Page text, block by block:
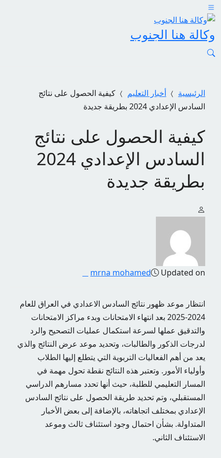
وكالة هنا الجنوب
الرئيسية أخبار التعليم
كيفية الحصول على نتائج
السادس الإعدادي 2024 بطريقة جديدة
كيفية الحصول على نتائج
السادس الإعدادي 2024
بطريقة جديدة
mrna mohamed Updated on
انتظار موعد ظهور نتائج السادس الاعدادي في العراق للعام
2024-2025 بعد انتهاء الامتحانات وبدء مراكز الامتحانات
والتدقيق عملها لسرعة استكمال عمليات التصحيح والرد
لدرجات الذكور والطالبات، وتحديد موعد عرض النتائج والذي
يعد من أهم الفعاليات التربوية التي يتطلع إليها الطلاب
وأولياء الأمور. وتعتبر هذه النتائج نقطة تحول مهمة في
المسار التعليمي للطلبة، حيث أنها تحدد مسارهم الدراسي
المستقبلي، وتم تحديد طريقة الحصول على نتائج السادس
الإعدادي بمختلف اتجاهاته، بالإضافة إلى بعض الأخبار
المتداولة. بشأن احتمال وجود استئناف ثالث وموعد
الاستئناف الثاني.